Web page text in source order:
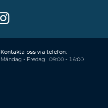
Kontakta oss via telefon:
Måndag - Fredag
09:00 - 16:00